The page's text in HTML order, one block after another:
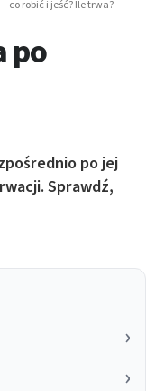
co robić i jeść? Ile trwa?
po
po jej
Sprawdź,